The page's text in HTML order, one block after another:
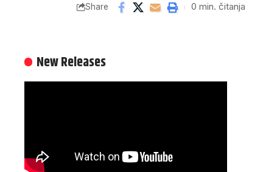
Share 0 min. čitanja
New Releases